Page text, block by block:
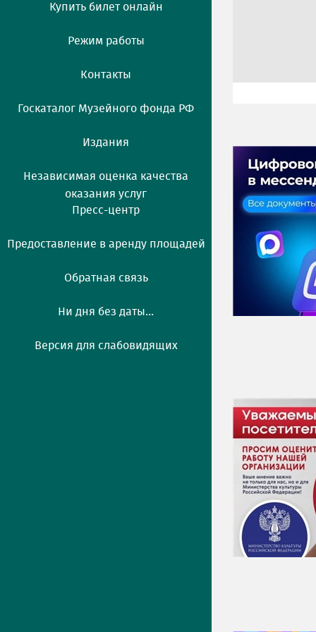
Купить билет онлайн
Режим работы
Контакты
Госкаталог Музейного фонда РФ
Издания
Независимая оценка качества
оказания услуг
Пресс-центр
Предоставление в аренду площадей
Обратная связь
Ни дня без даты...
Версия для слабовидящих